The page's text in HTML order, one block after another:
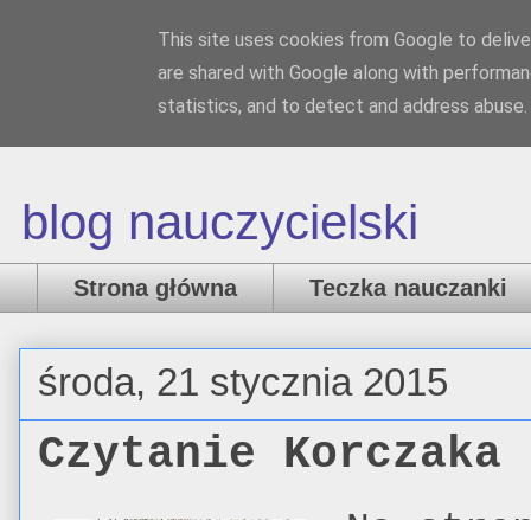
Nauczanka
blog nauczycielski
Strona główna Teczka nauczanki
środa, 21 stycznia 2015
Czytanie Korczaka
This site uses cookies from Google to
are shared with Google along with
statistics, and to detect and address abuse.